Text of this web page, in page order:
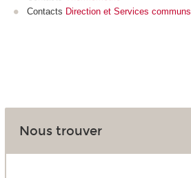
Contacts Direction et Services communs
Nous trouver